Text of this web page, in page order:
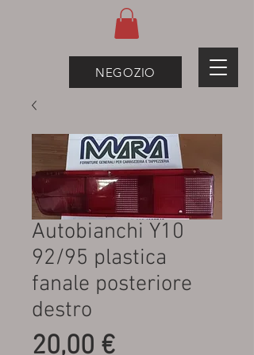
NEGOZIO
Autobianchi Y10
92/95 plastica
fanale posteriore
destro
20,00 €Prezzo